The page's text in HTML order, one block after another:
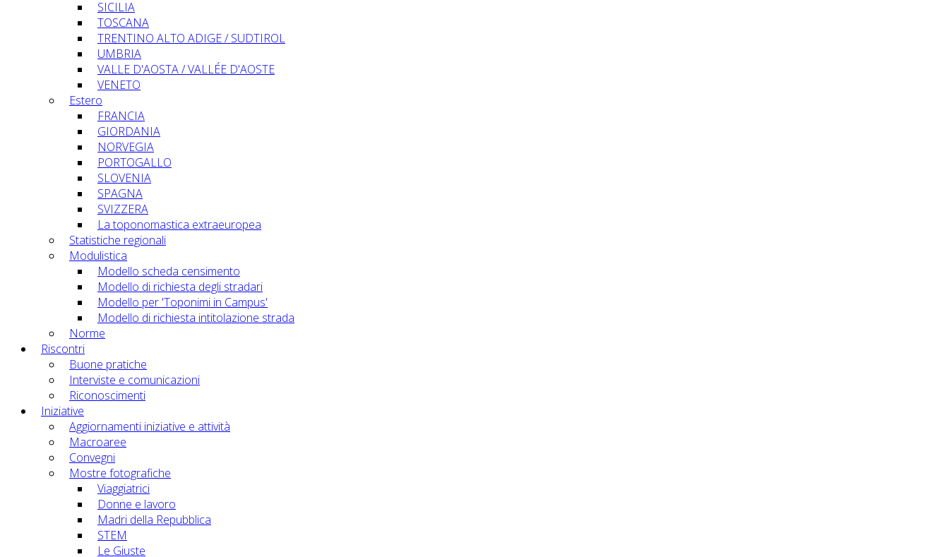
SICILIA
TOSCANA
TRENTINO ALTO ADIGE / SUDTIROL
UMBRIA
VALLE D'AOSTA / VALLÉE D'AOSTE
VENETO
Estero
FRANCIA
GIORDANIA
NORVEGIA
PORTOGALLO
SLOVENIA
SPAGNA
SVIZZERA
La toponomastica extraeuropea
Statistiche regionali
Modulistica
Modello scheda censimento
Modello di richiesta degli stradari
Modello per 'Toponimi in Campus'
Modello di richiesta intitolazione strada
Norme
Riscontri
Buone pratiche
Interviste e comunicazioni
Riconoscimenti
Iniziative
Aggiornamenti iniziative e attività
Macroaree
Convegni
Mostre fotografiche
Viaggiatrici
Donne e lavoro
Madri della Repubblica
STEM
Le Giuste